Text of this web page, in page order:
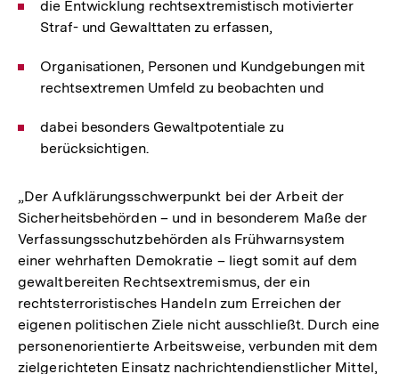
die Entwicklung rechtsextremistisch motivierter
Straf- und Gewalttaten zu erfassen,
Organisationen, Personen und Kundgebungen mit
rechtsextremen Umfeld zu beobachten und
dabei besonders Gewaltpotentiale zu
berücksichtigen.
„Der Aufklärungsschwerpunkt bei der Arbeit der
Sicherheitsbehörden – und in besonderem Maße der
Verfassungsschutzbehörden als Frühwarnsystem
einer wehrhaften Demokratie – liegt somit auf dem
gewaltbereiten Rechtsextremismus, der ein
rechtsterroristisches Handeln zum Erreichen der
eigenen politischen Ziele nicht ausschließt. Durch eine
personenorientierte Arbeitsweise, verbunden mit dem
zielgerichteten Einsatz nachrichtendienstlicher Mittel,